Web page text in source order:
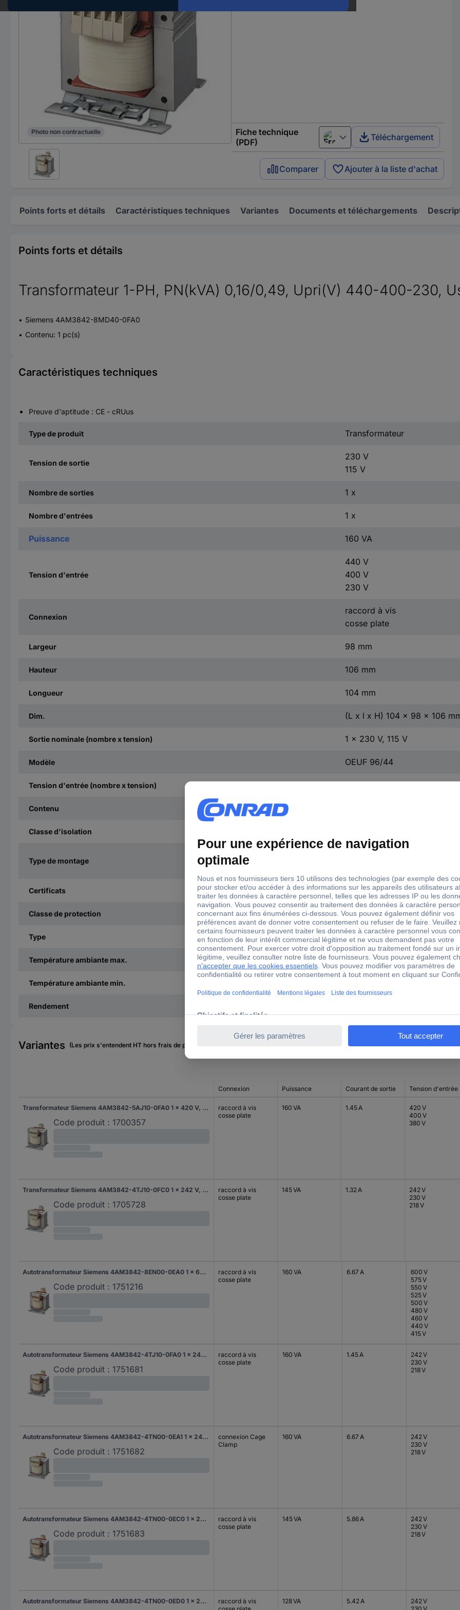
Photo non contractuelle
Fiche technique
(PDF)
Français Téléchargement
Comparer Ajouter à la liste d'achat
Points forts et détails Caractéristiques techniques Variantes Documents et téléchargements
Points forts et détails
Transformateur 1-PH, PN(kVA) 0,16/0,49, Upri(V) 440-400-230,
Siemens 4AM3842-8MD40-0FA0
Contenu: 1 pc(s)
Caractéristiques techniques
Preuve d'aptitude : CE - cRUus
Type de produit Transformateur
Tension de sortie
230 V
115 V
Nombre de sorties 1 x
Nombre d'entrées 1 x
Puissance 160 VA
Tension d'entrée
440 V
400 V
230 V
Connexion
raccord à vis
cosse plate
Largeur 98 mm
Hauteur 106 mm
Longueur 104 mm
Dim. (L x l x H) 104 x 98 x 106
Sortie nominale (nombre x tension) 1 x 230 V, 115 V
Modèle OEUF 96/44
Tension d'entrée (nombre x tension) 1 x 440 V, 400 V, 230 V
Contenu
Classe d'isolation
Type de montage
à visser
Certificats UL/CSA-RECOGNIZED.
Classe de protection IP00
Type 4AM3842-8MD40-0FA0
Température ambiante max. +40 °C
Température ambiante min.
Rendement
Variantes (Les prix s'entendent HT hors frais de port)
Connexion Puissance Courant de sortie Tension d'entrée
Transformateur Siemens 4AM3842-5AJ10-0FA0 1 x 420 V, 400 V, 380 V 1 x 110 V 160 VA 1.45 A 1 pc(s)
Code produit : 1700357
raccord à vis
cosse plate
160 VA 1.45 A
420 V
400 V
380 V
Transformateur Siemens 4AM3842-4TJ10-0FC0 1 x 242 V, 230 V, 218 V 1 x 110 V 145 VA 1.32 A 1 pc(s)
Code produit : 1705728
raccord à vis
cosse plate
145 VA 1.32 A
242 V
230 V
218 V
Autotransformateur Siemens 4AM3842-8EN00-0EA0 1 x 600 V, 575 V, 550 V, 525 V, 500 V, 480 V, 460 V, 440 V, 415 V 1 x 24 V 160 VA 6.67 A 1 pc(s)
Code produit : 1751216
raccord à vis
cosse plate
160 VA 6.67 A
600 V
575 V
550 V
525 V
500 V
480 V
460 V
440 V
415 V
Autotransformateur Siemens 4AM3842-4TJ10-0FA0 1 x 242 V, 230 V, 218 V 1 x 110 V 160 VA 1.45 A 1 pc(s)
Code produit : 1751681
raccord à vis
cosse plate
160 VA 1.45 A
242 V
230 V
218 V
Autotransformateur Siemens 4AM3842-4TN00-0EA1 1 x 242 V, 230 V, 218 V 1 x 24 V 160 VA 6.67 A 1 pc(s)
Code produit : 1751682
connexion Cage
Clamp
160 VA 6.67 A
242 V
230 V
218 V
Autotransformateur Siemens 4AM3842-4TN00-0EC0 1 x 242 V, 230 V, 218 V 1 x 24 V 145 VA 5.86 A 1 pc(s)
Code produit : 1751683
raccord à vis
cosse plate
145 VA 5.86 A
242 V
230 V
218 V
Autotransformateur Siemens 4AM3842-4TN00-0ED0 1 x 242 V, 230 V, 218 V 1 x 24 V 128 VA 5.42 A 1 pc(s)
raccord à vis
128 VA 5.42 A
242 V